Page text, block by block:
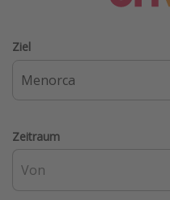
Ziel
Zeitraum